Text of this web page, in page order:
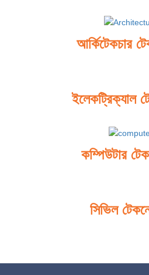
আর্কিটেকচার
ইলেকট্রিক্যাল
কম্পিউটার
সিভিল